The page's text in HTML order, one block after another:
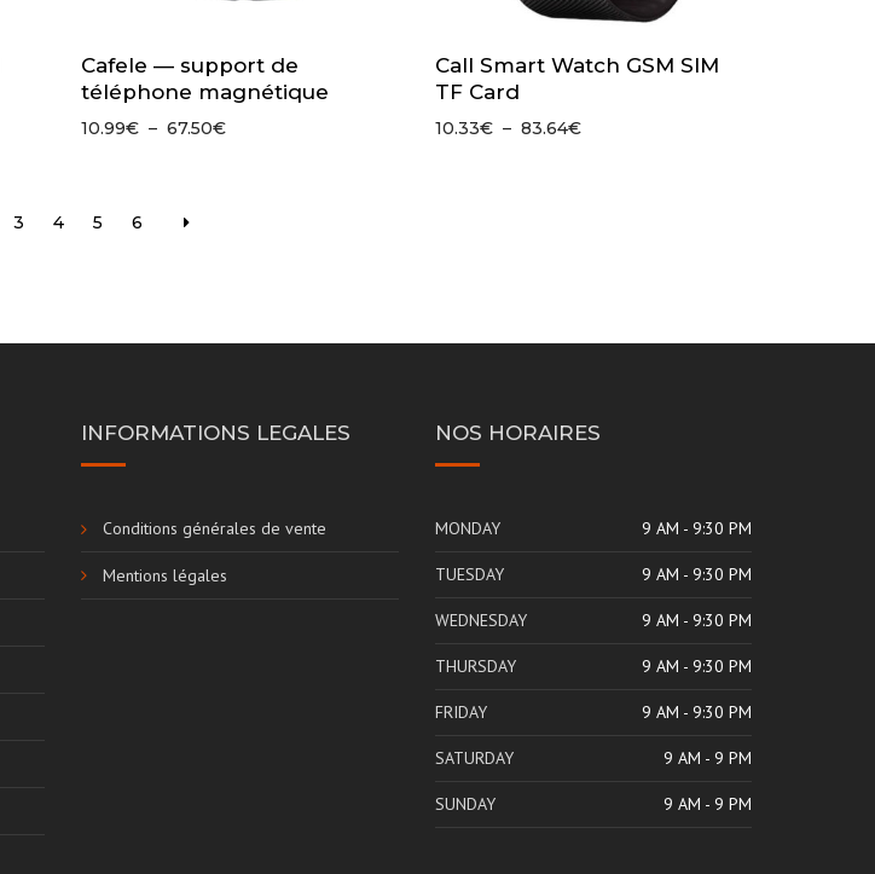
Cafele — support de
téléphone magnétique
10.99€ – 67.50€Plage
Call Smart Watch GSM SIM
TF Card
10.33€ – 83.64€Plage
3 4 5 6
INFORMATIONS LEGALES
Conditions générales de vente
Mentions légales
NOS HORAIRES
MONDAY 9 AM - 9:30 PM
TUESDAY 9 AM - 9:30 PM
WEDNESDAY 9 AM - 9:30 PM
THURSDAY 9 AM - 9:30 PM
FRIDAY 9 AM - 9:30 PM
SATURDAY 9 AM - 9 PM
SUNDAY 9 AM - 9 PM